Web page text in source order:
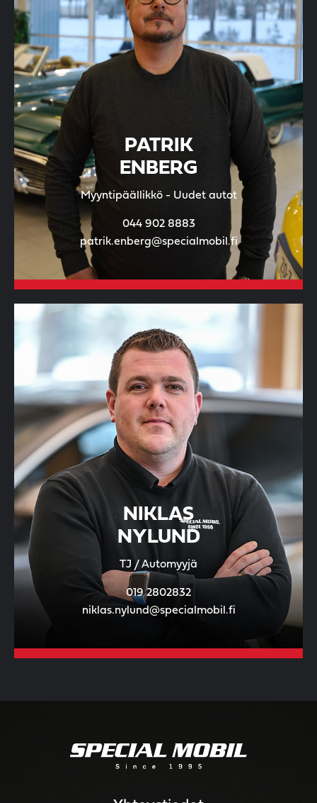
PATRIK
ENBERG
Myyntipäällikkö - Uudet autot
044 902 8883
patrik.enberg@specialmobil.fi
NIKLAS
NYLUND
TJ / Automyyjä
019 2802832
niklas.nylund@specialmobil.fi